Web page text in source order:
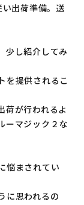
出荷準備。送
少し紹介してみ
を提供されるこ
荷が行われるよ
ーマジック２な
悩まされてい
に思われるの